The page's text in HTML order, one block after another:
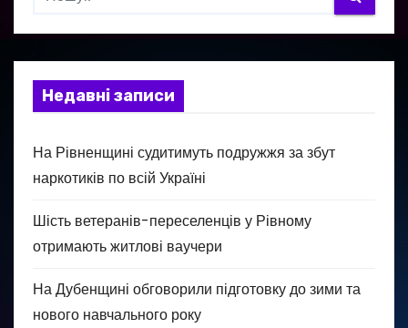
Недавні записи
На Рівненщині судитимуть подружжя за збут
наркотиків по всій Україні
Шість ветеранів-переселенців у Рівному
отримають житлові ваучери
На Дубенщині обговорили підготовку до зими та
нового навчального року